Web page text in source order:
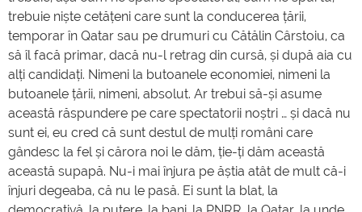
trebuie niște cetățeni care sunt la conducerea țării,
temporar în Qatar sau pe drumuri cu Cătălin Cârstoiu, ca
să îl facă primar, dacă nu-l retrag din cursă, și după aia cu
alți candidați. Nimeni la butoanele economiei, nimeni la
butoanele țării, nimeni, absolut. Ar trebui să-și asume
această răspundere pe care spectatorii noștri … și dacă nu
sunt ei, eu cred că sunt destul de mulți români care
gândesc la fel și cărora noi le dăm, ție-ți dăm această
această supapă. Nu-i mai înjura pe ăștia atât de mult că-i
înjuri degeaba, că nu le pasă. Ei sunt la blat, la